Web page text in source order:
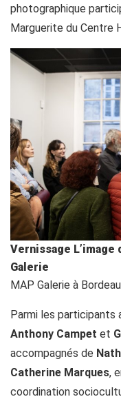
photographique
Marguerite du Centre
Vernissage L’image
Galerie
MAP Galerie à
Parmi les participants
Anthony Campet et
accompagnés de
Catherine Marques,
coordination